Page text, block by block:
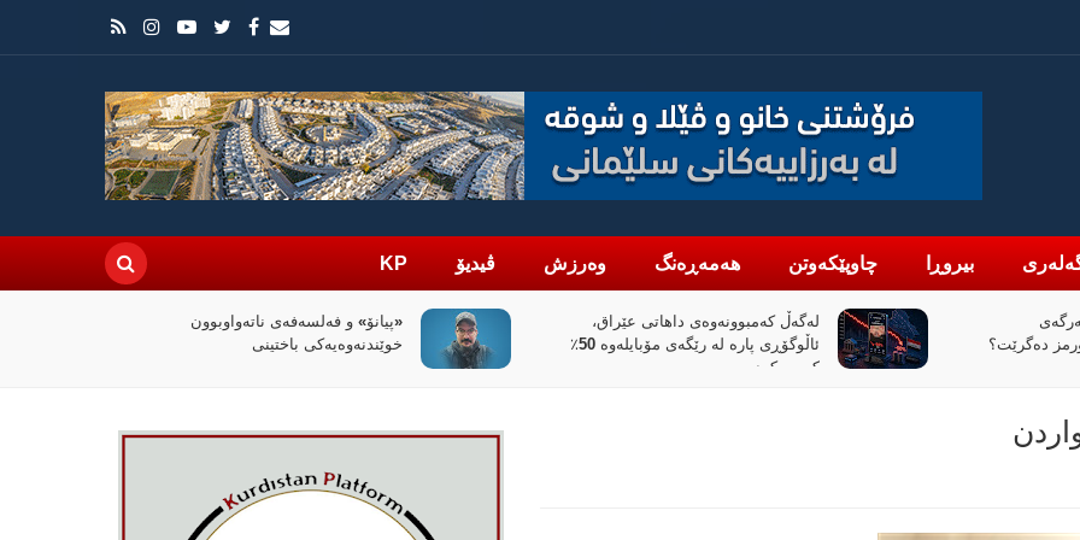
بیروڕا چاوپێکەوتن هەمەڕەنگ وەرزش ڤیدیۆ KP
عێراق،
ئاڵوگۆڕی پارە لە رێگەی مۆبایلەوە 50٪
«پیانۆ» و فەلسەفەی ناتەواوبوون
خوێندنەوەیەکی باختینی
سیاسەتی خۆتەعریبکردن لە باشووری
کوردستان